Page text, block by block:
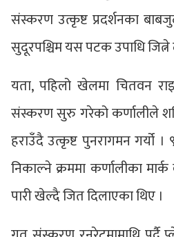
संस्करण उत्कृष्ट प्रदर्शनका
सुदूरपश्चिम यस पटक उपाधि जित्ने
यता, पहिलो खेलमा चितवन
संस्करण सुरु गरेको कर्णालीले
हराउँदै उत्कृष्ट पुनरागमन गर्यो
निकाल्ने क्रममा कर्णालीका
पारी खेल्दै जित दिलाएका थिए ।